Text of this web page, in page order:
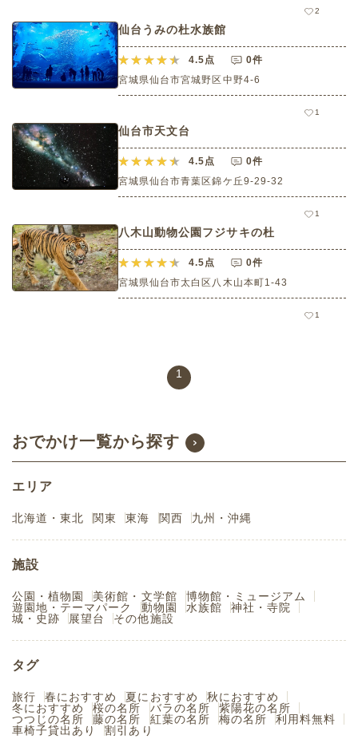
2
仙台うみの杜水族館
4.5点
0件
宮城県仙台市宮城野区中野4-6
1
仙台市天文台
4.5点
0件
宮城県仙台市青葉区錦ケ丘9-29-32
1
八木山動物公園フジサキの杜
4.5点
0件
宮城県仙台市太白区八木山本町1-43
1
1
おでかけ一覧から探す
エリア
北海道・東北 関東 東海 関西 九州・沖縄
施設
公園・植物園 美術館・文学館
博物館・ミュージアム
遊園地・テーマパーク
動物園 水族館
神社・寺院
城・史跡
展望台 その他施設
タグ
旅行 春におすすめ 夏におすすめ
秋におすすめ
冬におすすめ
桜の名所 バラの名所
紫陽花の名所
つつじの名所
藤の名所 紅葉の名所 梅の名所
利用料無料
車椅子貸出あり
割引あり